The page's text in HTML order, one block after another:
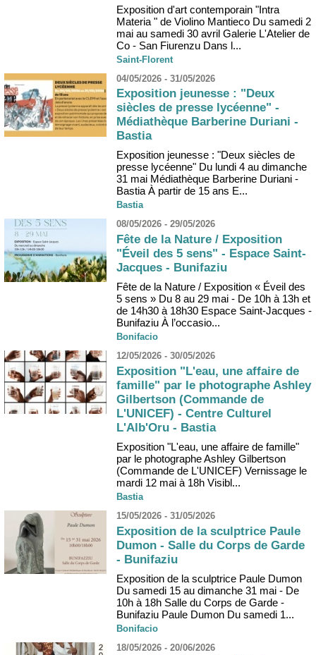
Exposition d'art contemporain "Intra
Materia " de Violino Mantieco Du samedi 2
mai au samedi 30 avril Galerie L'Atelier de
Co - San Fiurenzu Dans l...
Saint-Florent
04/05/2026 - 31/05/2026
Exposition jeunesse : "Deux
siècles de presse lycéenne" -
Médiathèque Barberine Duriani -
Bastia
Exposition jeunesse : "Deux siècles de
presse lycéenne" Du lundi 4 au dimanche
31 mai Médiathèque Barberine Duriani -
Bastia À partir de 15 ans E...
Bastia
08/05/2026 - 29/05/2026
Fête de la Nature / Exposition
"Éveil des 5 sens" - Espace Saint-
Jacques - Bunifaziu
Fête de la Nature / Exposition « Éveil des
5 sens » Du 8 au 29 mai - De 10h à 13h et
de 14h30 à 18h30 Espace Saint-Jacques -
Bunifaziu À l’occasio...
Bonifacio
12/05/2026 - 30/05/2026
Exposition "L'eau, une affaire de
famille" par le photographe Ashley
Gilbertson (Commande de
L'UNICEF) - Centre Culturel
L'Alb'Oru - Bastia
Exposition "L'eau, une affaire de famille"
par le photographe Ashley Gilbertson
(Commande de L'UNICEF) Vernissage le
mardi 12 mai à 18h Visibl...
Bastia
15/05/2026 - 31/05/2026
Exposition de la sculptrice Paule
Dumon - Salle du Corps de Garde
- Bunifaziu
Exposition de la sculptrice Paule Dumon
Du samedi 15 au dimanche 31 mai - De
10h à 18h Salle du Corps de Garde -
Bunifaziu Paule Dumon Du samedi 1...
Bonifacio
18/05/2026 - 20/06/2026